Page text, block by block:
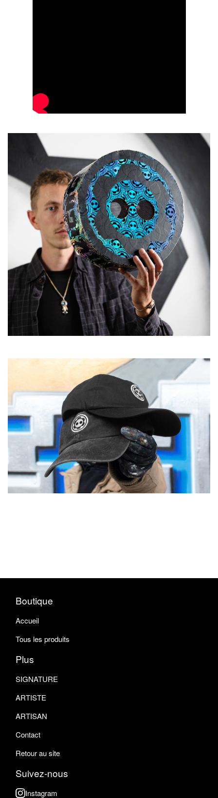
Boutique
Accueil
Tous les produits
Plus
SIGNATURE
ARTISTE
ARTISAN
Contact
Retour au site
Suivez-nous
Instagram